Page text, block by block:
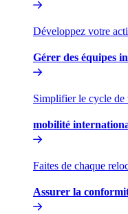
Développez votre
Gérer des équipes
Simplifier le cycle de
mobilité
Faites de chaque
Assurer la